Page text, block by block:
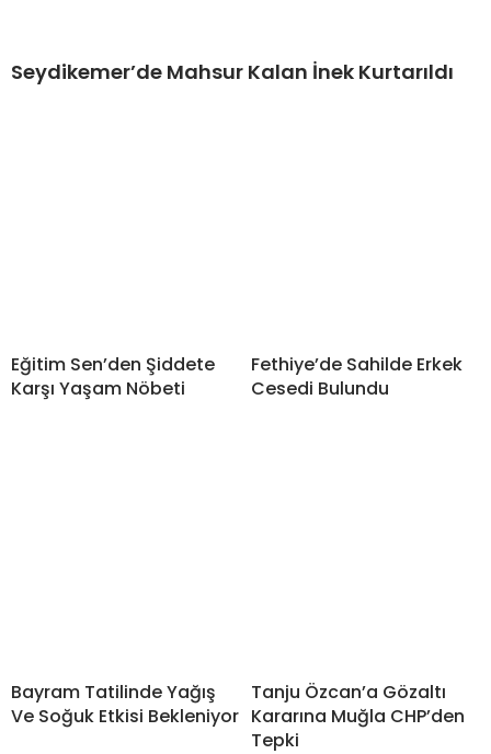
Seydikemer’de Mahsur Kalan İnek Kurtarıldı
Eğitim Sen’den Şiddete
Karşı Yaşam Nöbeti
Fethiye’de Sahilde Erkek
Cesedi Bulundu
Bayram Tatilinde Yağış
Ve Soğuk Etkisi Bekleniyor
Tanju Özcan’a Gözaltı
Kararına Muğla CHP’den
Tepki